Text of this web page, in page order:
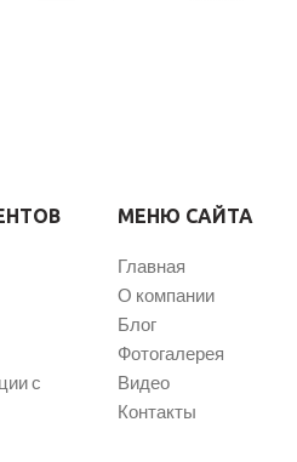
с
МЕНЮ САЙТА
Главная
О компании
Блог
Фотогалерея
Видео
Контакты